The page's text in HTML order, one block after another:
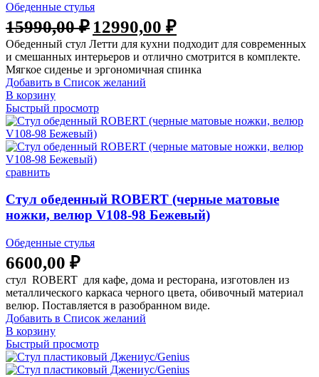
Обеденные стулья
15990,00₽ Первоначальная
цена
составляла
15990,00 ₽.
12990,00 ₽Текущая
цена:
12990,00 ₽.
Обеденный стул Летти для кухни подходит для современных
и смешанных интерьеров и отлично смотрится в комплекте.
Мягкое сиденье и эргономичная спинка
Добавить в Список желаний
В корзину
Быстрый просмотр
сравнить
Стул обеденный ROBERT (черные матовые
ножки, велюр V108-98 Бежевый)
Обеденные стулья
6600,00 ₽
стул ROBERT для кафе, дома и ресторана, изготовлен из
металлического каркаса черного цвета, обивочный материал
велюр. Поставляется в разобранном виде.
Добавить в Список желаний
В корзину
Быстрый просмотр